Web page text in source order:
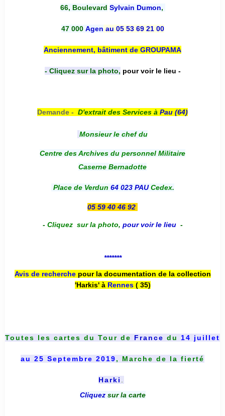
66, Boulevard Sylvain Dumon,
47 000 Agen au 05 53 69 21 00
Anciennement, bâtiment de GROUPAMA
- Cliquez sur la photo, pour voir le lieu -
Demande - D'extrait des Services à Pau (64)
Monsieur le chef du
Centre des Archives du personnel Militaire
Caserne Bernadotte
Place de Verdun 64 023 PAUCedex.
05 59 40 46 92
- Cliquez sur la photo, pour voir le lieu -
*******
Avis de recherche pour la documentation de la collection
'Harkis' à Rennes( 35)
Toutes les cartes du Tour de France du 14 juillet
au 25 Septembre 2019, Marche de la fierté
Harki
Cliquez sur la carte